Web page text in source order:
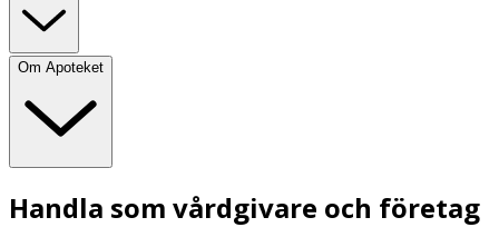
Om Apoteket
Handla som vårdgivare och företag